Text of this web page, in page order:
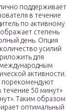
поддерживает
в течение
по активному
степень
день. Опция
усилий
для
активности.
порекомендуют
50 минут»
Таким образом
оптимальный